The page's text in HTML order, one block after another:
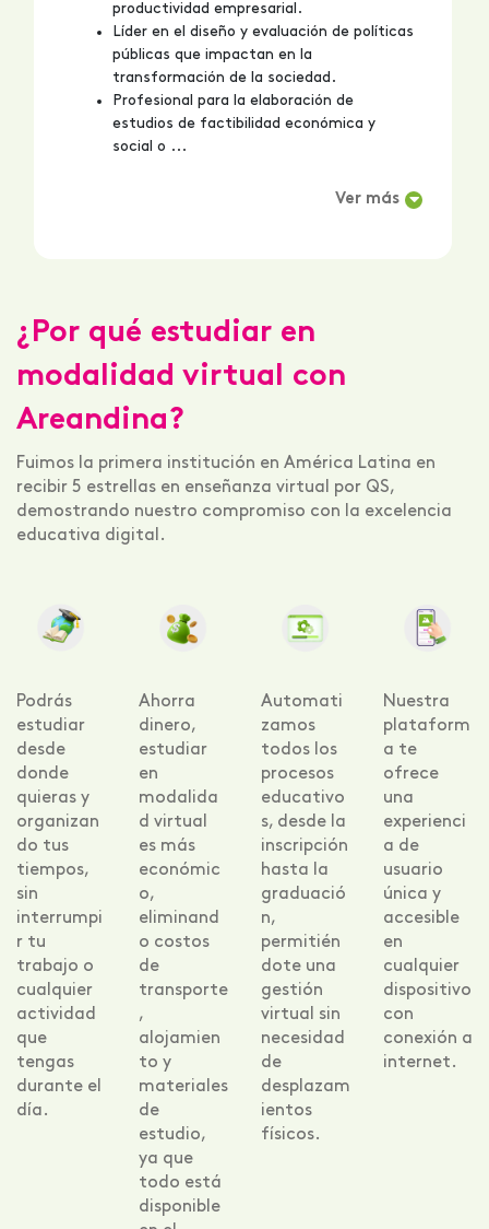
productividad empresarial.
Líder en el diseño y evaluación de políticas
públicas que impactan en la
transformación de la sociedad.
Profesional para la elaboración de
estudios de factibilidad económica y
social o ...
Ver más
¿Por qué estudiar en
modalidad virtual con
Areandina?
Fuimos la primera institución en América Latina en
recibir 5 estrellas en enseñanza virtual por QS,
demostrando nuestro compromiso con la excelencia
educativa digital.
Podrás
estudiar
desde
donde
quieras y
organizan
do tus
tiempos,
sin
interrumpi
r tu
trabajo o
cualquier
actividad
que
tengas
durante el
día.
Ahorra
dinero,
estudiar
en
modalida
d virtual
es más
económic
o,
eliminand
o costos
de
transporte
,
alojamien
to y
materiales
de
estudio,
ya que
todo está
disponible
Automati
zamos
todos los
procesos
educativo
s, desde la
inscripción
hasta la
graduació
n,
permitién
dote una
gestión
virtual sin
necesidad
de
desplazam
ientos
físicos.
Nuestra
plataform
a te
ofrece
una
experienci
a de
usuario
única y
accesible
en
cualquier
dispositivo
con
conexión a
internet.